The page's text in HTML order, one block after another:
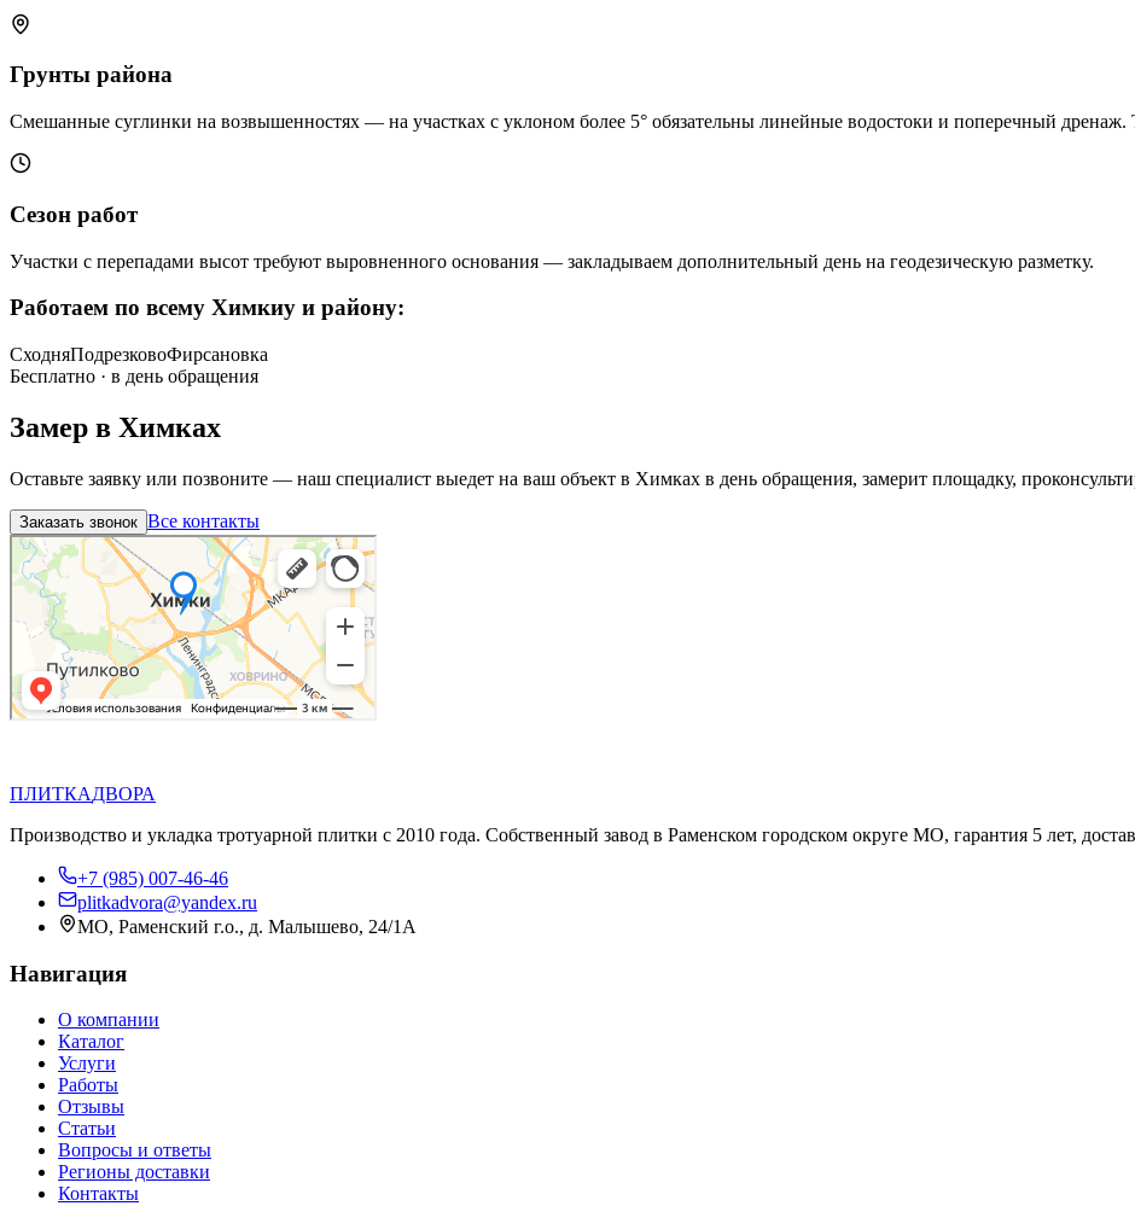
Грунты района
Смешанные суглинки на возвышенностях — на участках с уклоном более 5° обязательны линейные водостоки и поперечный дренаж.
Сезон работ
Участки с перепадами высот требуют выровненного основания — закладываем дополнительный день на геодезическую разметку.
Работаем по всему Химкиу и району:
СходняПодрезковоФирсановка
Бесплатно · в день обращения
Замер в Химках
Оставьте заявку или позвоните — наш специалист выедет на ваш объект в Химках в день обращения, замерит площадку,
Заказать звонок Все контакты
ПЛИТКАДВОРА
Производство и укладка тротуарной плитки с 2010 года. Собственный завод в Раменском городском округе МО, гарантия 5 лет,
+7 (985) 007-46-46
plitkadvora@yandex.ru
МО, Раменский г.о., д. Малышево, 24/1А
Навигация
О компании
Каталог
Услуги
Работы
Отзывы
Статьи
Вопросы и ответы
Регионы доставки
Контакты